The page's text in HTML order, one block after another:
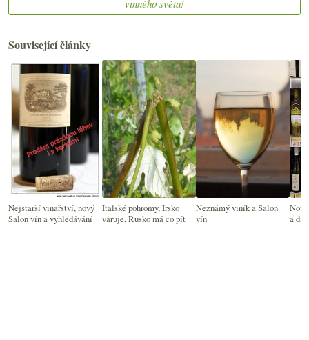
vinného světa!
Související články
Nejstarší vinařství, nový
Salon vín a vyhledávání
Italské pohromy, Irsko
varuje, Rusko má co pít
Neznámý viník a Salon
vín
a